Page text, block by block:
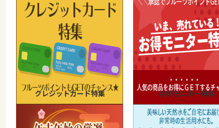
クレジットカード特集 お得モニター特集